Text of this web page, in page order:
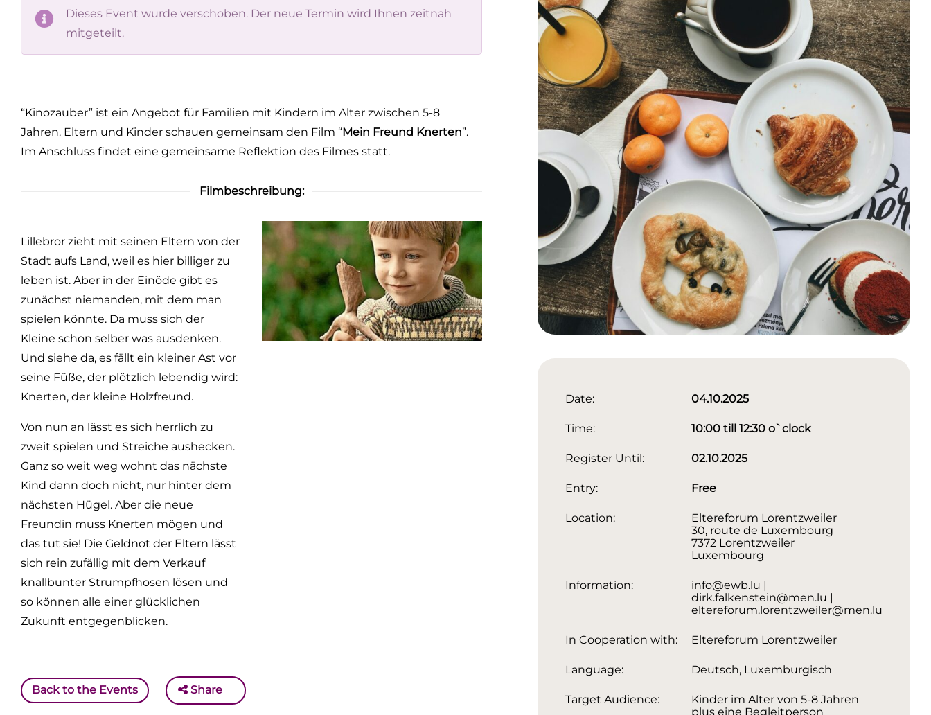
Dieses Event wurde verschoben. Der neue Termin wird Ihnen zeitnah
mitgeteilt.
“Kinozauber” ist ein Angebot für Familien mit Kindern im Alter zwischen 5-8
Jahren. Eltern und Kinder schauen gemeinsam den Film “Mein Freund Knerten”.
Im Anschluss findet eine gemeinsame Reflektion des Filmes statt.
Filmbeschreibung:
Lillebror zieht mit seinen Eltern von der
Stadt aufs Land, weil es hier billiger zu
leben ist. Aber in der Einöde gibt es
zunächst niemanden, mit dem man
spielen könnte. Da muss sich der
Kleine schon selber was ausdenken.
Und siehe da, es fällt ein kleiner Ast vor
seine Füße, der plötzlich lebendig wird:
Knerten, der kleine Holzfreund.
Von nun an lässt es sich herrlich zu
zweit spielen und Streiche aushecken.
Ganz so weit weg wohnt das nächste
Kind dann doch nicht, nur hinter dem
nächsten Hügel. Aber die neue
Freundin muss Knerten mögen und
das tut sie! Die Geldnot der Eltern lässt
sich rein zufällig mit dem Verkauf
knallbunter Strumpfhosen lösen und
so können alle einer glücklichen
Zukunft entgegenblicken.
Back to the Events Share
Date: 04.10.2025
Time: 10:00 till 12:30 o`clock
Register Until: 02.10.2025
Entry: Free
Location:
Eltereforum Lorentzweiler
30, route de Luxembourg
7372 Lorentzweiler
Luxembourg
Information:
info@ewb.lu |
dirk.falkenstein@men.lu |
eltereforum.lorentzweiler@men.lu
In Cooperation with: Eltereforum Lorentzweiler
Language: Deutsch, Luxemburgisch
Target Audience:
Kinder im Alter von 5-8 Jahren
plus eine Begleitperson